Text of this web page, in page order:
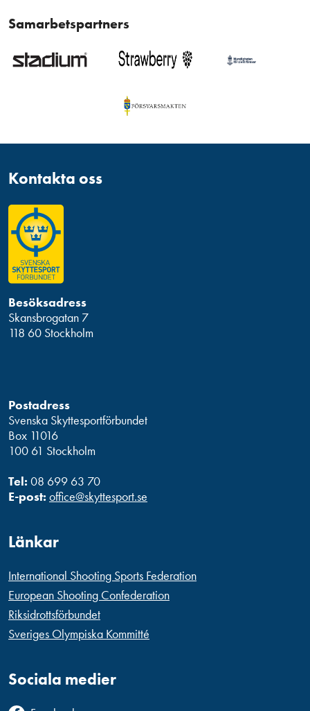
Samarbetspartners
Kontakta oss
Besöksadress
Skansbrogatan 7
118 60 Stockholm
Postadress
Svenska Skyttesportförbundet
Box 11016
100 61 Stockholm
Tel: 08 699 63 70
E-post: office@skyttesport.se
Länkar
International Shooting Sports Federation
European Shooting Confederation
Riksidrottsförbundet
Sveriges Olympiska Kommitté
Sociala medier